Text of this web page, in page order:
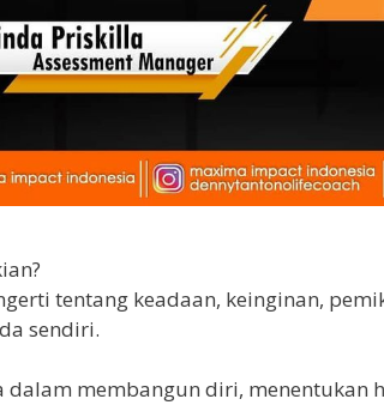
tentang keadaan, keinginan,
sendiri.
dalam membangun diri, menentukan